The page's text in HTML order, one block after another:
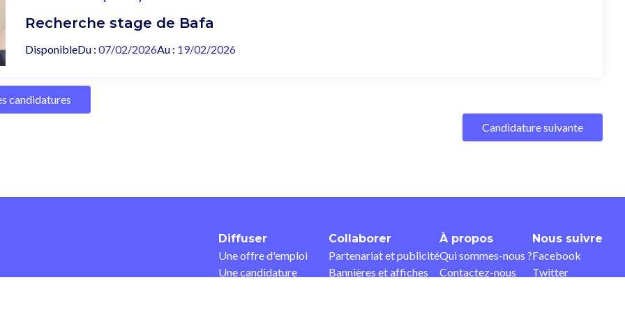
Recherche stage de Bafa
DisponibleDu : 07/02/2026Au : 19/02/2026
candidatures
Candidature suivante
Diffuser
Une offre d'emploi
Une candidature
Collaborer
Partenariat et publicité
Bannières et affiches
À propos
Qui sommes-nous ?
Contactez-nous
Nous suivre
Facebook
Twitter